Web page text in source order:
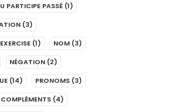
PARTICIPE PASSÉ (1)
(3)
(1) NOM (3)
NÉGATION (2)
(14) PRONOMS (3)
(4)